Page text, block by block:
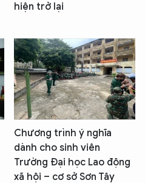
hiện trở lại
Chương trình ý nghĩa
dành cho sinh viên
Trường Đại học Lao động
xã hội – cơ sở Sơn Tây